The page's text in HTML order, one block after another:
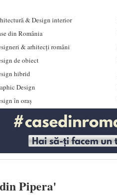
& Design interior
din România
& arhitecți români
de obiect
hibrid
Design
în oraș
Pipera'